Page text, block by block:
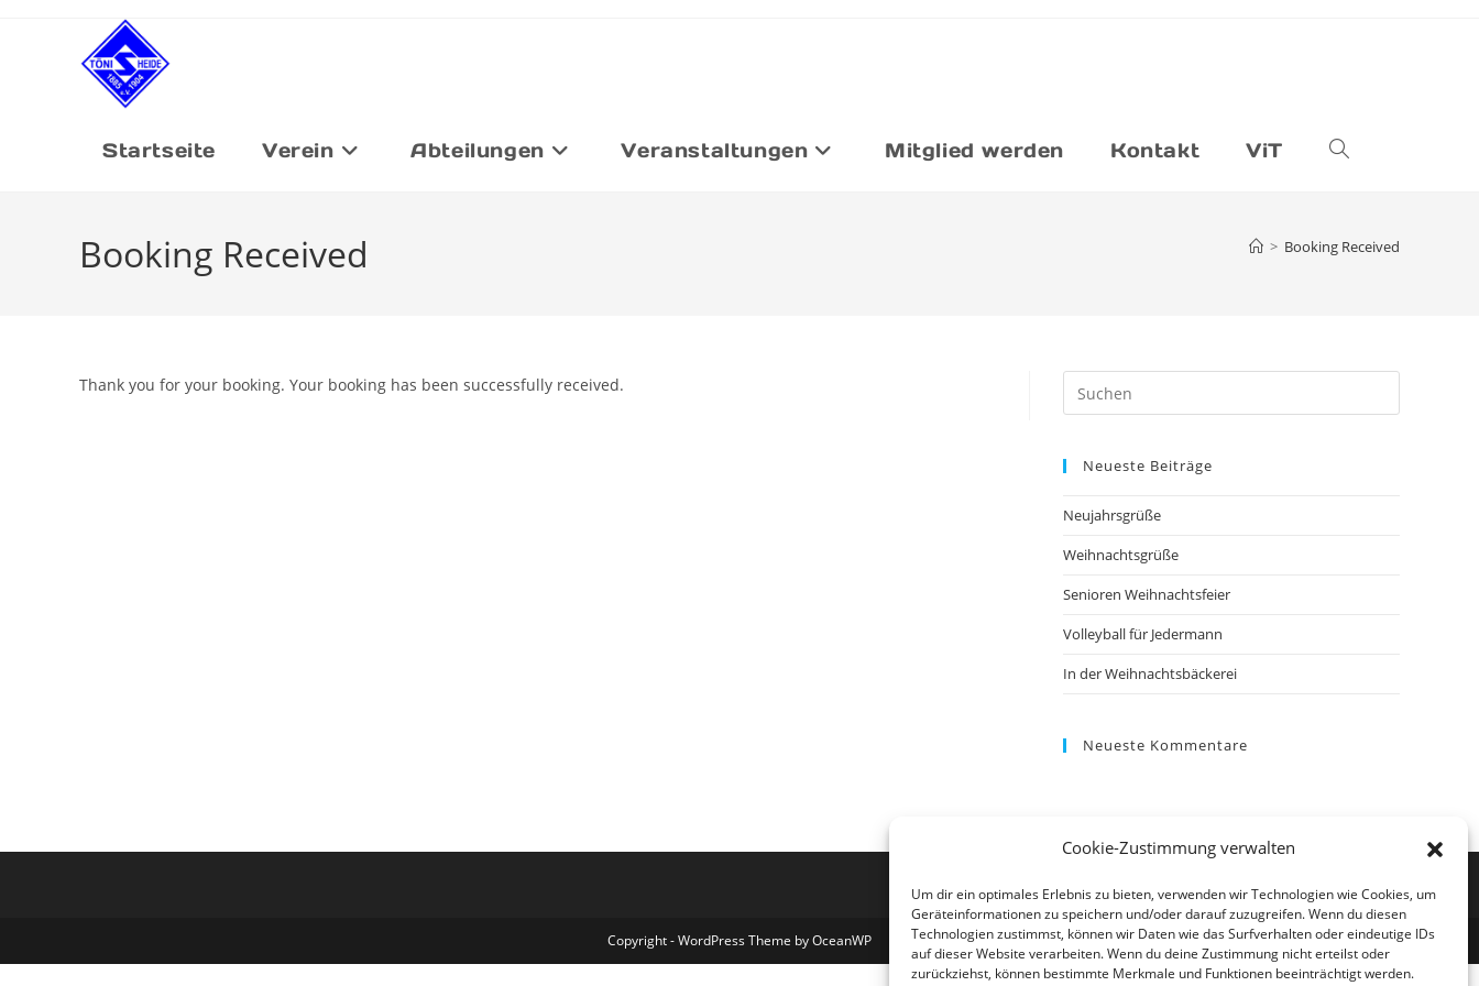
Cookie-Zustimmung verwalten
Um dir ein optimales Erlebnis zu bieten, verwenden wir Technologien wie Cookies, um
Geräteinformationen zu speichern und/oder darauf zuzugreifen. Wenn du diesen
Technologien zustimmst, können wir Daten wie das Surfverhalten oder eindeutige IDs
auf dieser Website verarbeiten. Wenn du deine Zustimmung nicht erteilst oder
zurückziehst, können bestimmte Merkmale und Funktionen beeinträchtigt werden.
Startseite Verein Abteilungen Veranstaltungen Mitglied werden Kontakt ViT Website-
Booking Received > Booking Received
Thank you for your booking. Your booking has been successfully received.
Escape
Neueste Beiträge
Neujahrsgrüße
Weihnachtsgrüße
Senioren Weihnachtsfeier
Volleyball für Jedermann
In der Weihnachtsbäckerei
Neueste Kommentare
Copyright - WordPress Theme by OceanWP